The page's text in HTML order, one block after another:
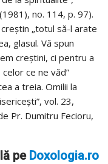
no. 114, p. 97).
„totul să-l arate
glasul. Vă spun
creştini, ci pentru a
ce ne văd”
a treia. Omilii la
vol. 23,
Pr. Dumitru Fecioru,
pe Doxologia.ro